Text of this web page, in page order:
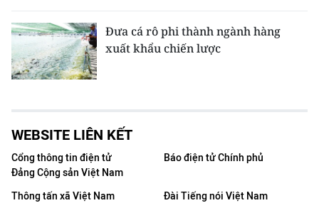
Đưa cá rô phi thành ngành hàng
xuất khẩu chiến lược
WEBSITE LIÊN KẾT
Cổng thông tin điện tử
Đảng Cộng sản Việt Nam
Báo điện tử Chính phủ
Thông tấn xã Việt Nam
Đài Tiếng nói Việt Nam